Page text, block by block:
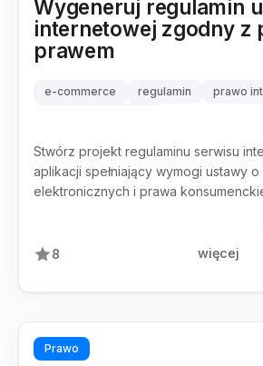
Wygeneruj regulamin
internetowej zgodny z
prawem
e-commerce regulamin
prawo
Stwórz projekt regulaminu serwisu
aplikacji spełniający wymogi ustawy o
elektronicznych i prawa
8 więcej
Prawo